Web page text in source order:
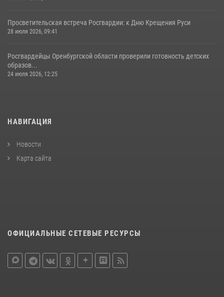
Просветительская встреча Росгвардии: к Дню Крещения Руси
28 июля 2026, 09:41
Росгвардейцы Оренбургской области проверили готовность детских
образов...
24 июля 2026, 12:25
НАВИГАЦИЯ
Новости
Карта сайта
ОФИЦИАЛЬНЫЕ СЕТЕВЫЕ РЕСУРСЫ